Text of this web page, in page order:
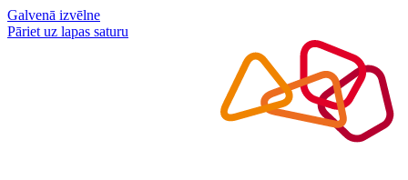
Galvenā izvēlne
Pāriet uz lapas saturu